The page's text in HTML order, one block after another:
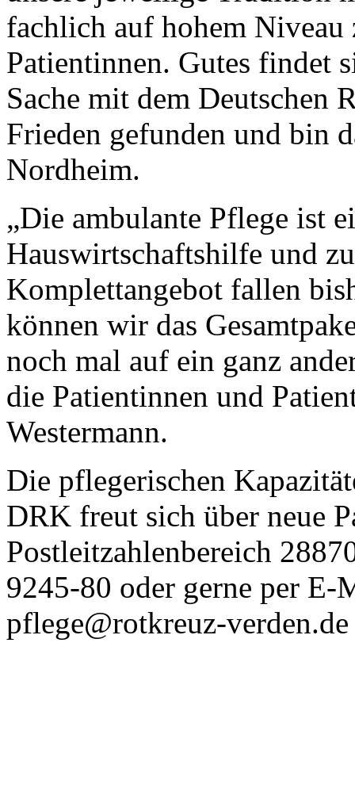
fachlich auf hohem Niveau
Patientinnen. Gutes findet
Sache mit dem Deutschen
Frieden gefunden und bin
Nordheim.
„Die ambulante Pflege ist
Hauswirtschaftshilfe und
Komplettangebot fallen
können wir das
noch mal auf ein ganz
die Patientinnen und
Westermann.
Die pflegerischen
DRK freut sich über neue
Postleitzahlenbereich
9245-80 oder gerne per E-
pflege@rotkreuz-